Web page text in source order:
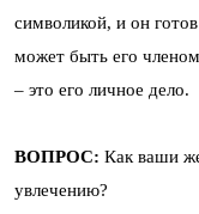
символикой, и он
может быть его
– это его личное дело.
ВОПРОС: Как ваши
увлечению?